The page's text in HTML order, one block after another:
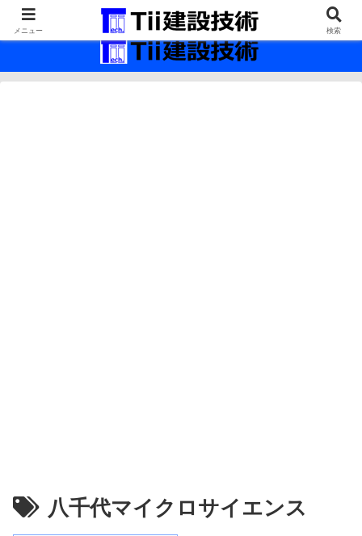
最新の建設技術の情報インフラ。
八千代マイクロサイエンス
メニュー 検索